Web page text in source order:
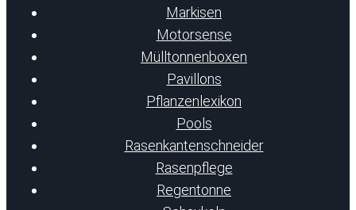
Markisen
Motorsense
Mülltonnenboxen
Pavillons
Pflanzenlexikon
Pools
Rasenkantenschneider
Rasenpflege
Regentonne